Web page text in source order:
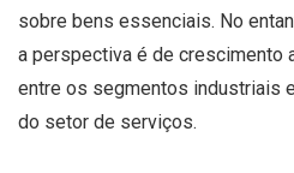
sobre bens essenciais. No
a perspectiva é de crescimento
entre os segmentos industriais
do setor de serviços.